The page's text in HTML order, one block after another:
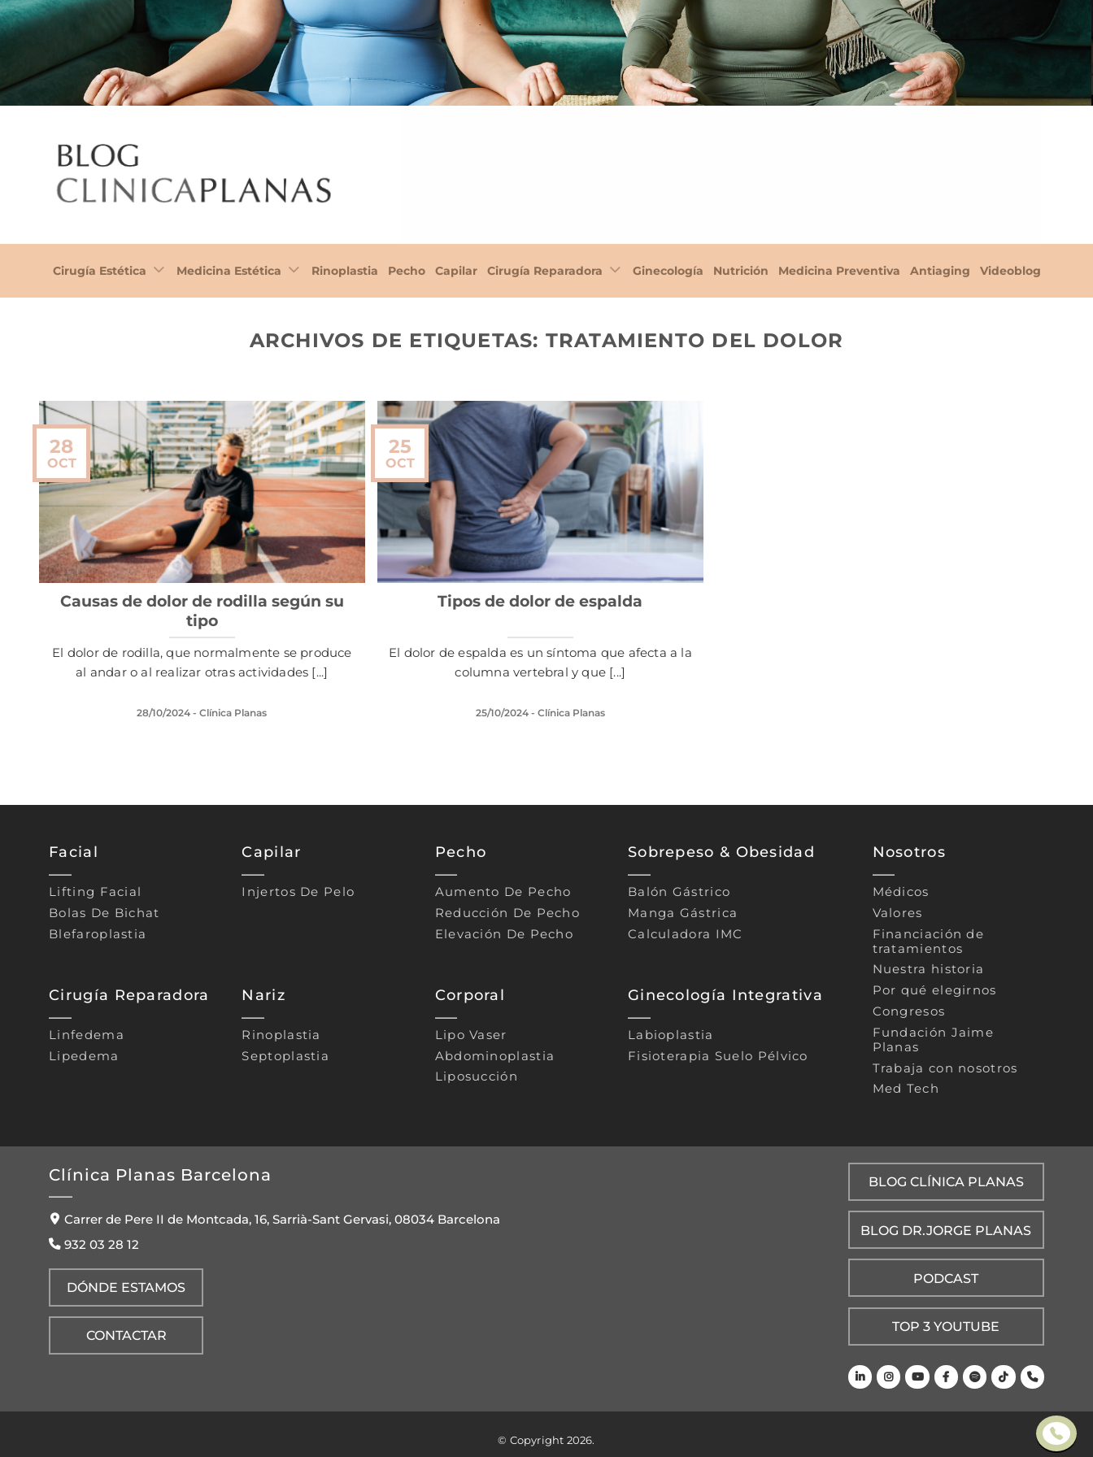
Cirugía Estética Medicina Estética Rinoplastia Pecho Capilar Cirugía Reparadora Ginecología Nutrición Medicina Preventiva Antiaging Videoblog
ARCHIVOS DE ETIQUETAS: TRATAMIENTO DEL DOLOR
Causas de dolor de rodilla según su
tipo
El dolor de rodilla, que normalmente se produce
al andar o al realizar otras actividades [...]
28/10/2024 - Clínica Planas
28
OCT
Tipos de dolor de espalda
El dolor de espalda es un síntoma que afecta a la
columna vertebral y que [...]
25/10/2024- Clínica Planas
25
OCT
Facial
Lifting Facial
Bolas De Bichat
Blefaroplastia
Cirugía Reparadora
Linfedema
Lipedema
Capilar
Injertos De Pelo
Nariz
Rinoplastia
Septoplastia
Pecho
Aumento De Pecho
Reducción De Pecho
Elevación De Pecho
Corporal
Lipo Vaser
Abdominoplastia
Liposucción
Sobrepeso & Obesidad
Balón Gástrico
Manga Gástrica
Calculadora IMC
Ginecología Integrativa
Labioplastia
Fisioterapia Suelo Pélvico
Nosotros
Médicos
Valores
Financiación de
tratamientos
Nuestra historia
Por qué elegirnos
Congresos
Fundación Jaime
Planas
Trabaja con nosotros
Med Tech
Clínica Planas Barcelona
Carrer de Pere II de Montcada, 16, Sarrià-Sant Gervasi, 08034 Barcelona
932 03 28 12
DÓNDE ESTAMOS
CONTACTAR
BLOG CLÍNICA PLANAS
BLOG DR.JORGE PLANAS
PODCAST
TOP 3 YOUTUBE
© Copyright 2026.